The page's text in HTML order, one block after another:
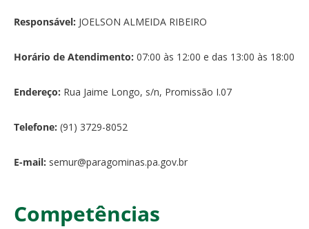
Responsável: JOELSON ALMEIDA RIBEIRO
Horário de Atendimento: 07:00 às 12:00 e das 13:00 às 18:00
Endereço: Rua Jaime Longo, s/n, Promissão I.07
Telefone: (91) 3729-8052
E-mail: semur@paragominas.pa.gov.br
Competências